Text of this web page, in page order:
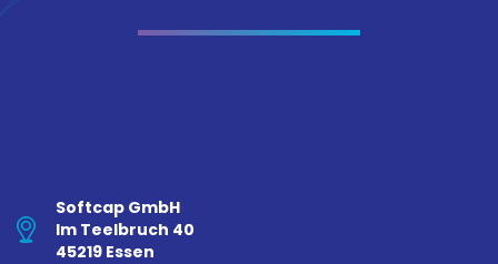
Softcap GmbH
Im Teelbruch 40
45219 Essen